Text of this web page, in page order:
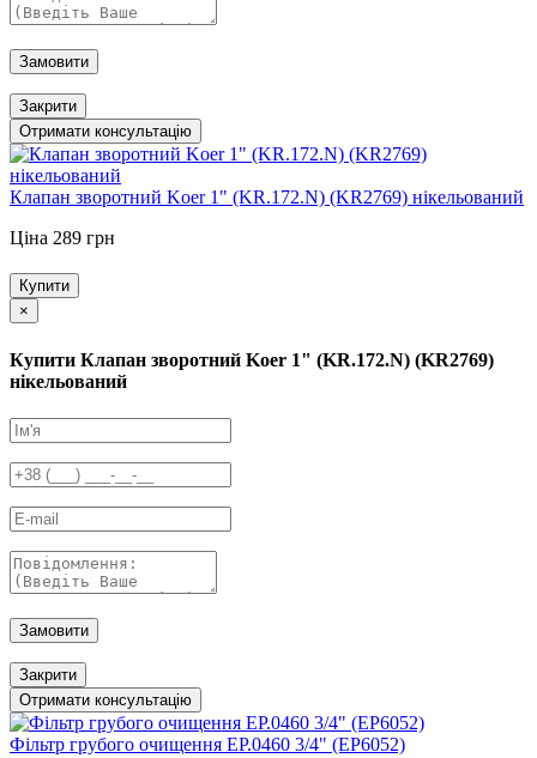
Замовити
Закрити
Отримати консультацію
Клапан зворотний Koer 1" (KR.172.N) (KR2769) нікельований
Ціна 289 грн
Купити
×
Купити Клапан зворотний Koer 1" (KR.172.N) (KR2769)
нікельований
Замовити
Закрити
Отримати консультацію
Фільтр грубого очищення EP.0460 3/4" (EP6052)